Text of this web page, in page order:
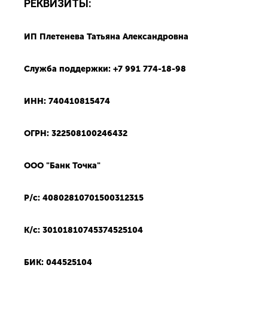
РЕКВИЗИТЫ:
ИП Плетенева Татьяна Александровна
Служба поддержки: +7 991 774-18-98
ИНН: 740410815474
ОГРН: 322508100246432
ООО "Банк Точка"
Р/с: 40802810701500312315
К/с: 30101810745374525104
БИК: 044525104